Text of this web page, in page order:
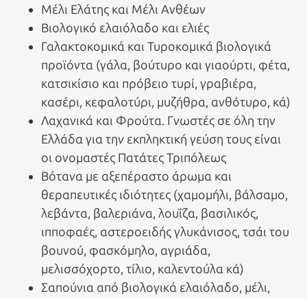
Μέλι Ελάτης και Μέλι Ανθέων
Βιολογικό ελαιόλαδο και ελιές
Γαλακτοκομικά και Τυροκομικά βιολογικά
προϊόντα (γάλα, βούτυρο και γιαούρτι, φέτα,
κατσικίσιο και πρόβειο τυρί, γραβιέρα,
κασέρι, κεφαλοτύρι, μυζήθρα, ανθότυρο, κά)
Λαχανικά και Φρούτα. Γνωστές σε όλη την
Ελλάδα για την εκπληκτική γεύση τους είναι
οι ονομαστές Πατάτες Τριπόλεως
Βότανα με αξεπέραστο άρωμα και
θεραπευτικές ιδιότητες (χαμομήλι, βάλσαμο,
λεβάντα, βαλεριάνα, λουΐζα, βασιλικός,
ιπποφαές, αστεροειδής γλυκάνισος, τσάι του
βουνού, φασκόμηλο, αγριάδα,
μελισσόχορτο, τίλιο, καλεντούλα κά)
Σαπούνια από βιολογικά ελαιόλαδο, μέλι,